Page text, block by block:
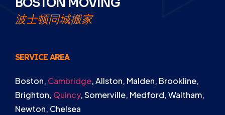
BOSTON MOVING
波士顿同城搬家
SERVICE AREA
Boston, Cambridge, Allston, Malden, Brookline,
Brighton, Quincy, Somerville, Medford, Waltham,
Newton, Chelsea